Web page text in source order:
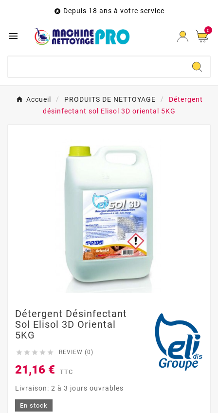
 Depuis 18 ans à votre service
 0
Accueil PRODUITS DE NETTOYAGE
Détergent
désinfectant sol Elisol 3D oriental 5KG
Détergent Désinfectant
Sol Elisol 3D Oriental
5KG
     REVIEW (0)
21,16 € TTC
Livraison: 2 à 3 jours ouvrables
En stock